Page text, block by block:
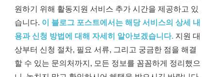
원하기 위해 활동지원 서비스 추가 시간을 제공하고 있
습니다. 이 블로그 포스트에서는 해당 서비스의 상세 내
용과 신청 방법에 대해 자세히 알아보겠습니다. 지원 대
상부터 신청 절차, 필요 서류, 그리고 궁금한 점을 해결
할 수 있는 문의처까지, 모든 정보를 꼼꼼하게 정리했으